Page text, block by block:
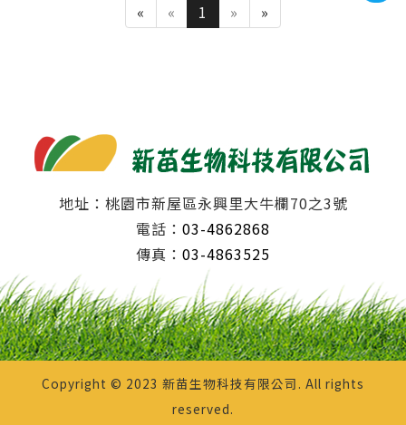
« « 1 » »
地址：桃園市新屋區永興里大牛欄70之3號
電話： 03-4862868
傳真： 03-4863525
Copyright © 2023 新苗生物科技有限公司. All rights
reserved.